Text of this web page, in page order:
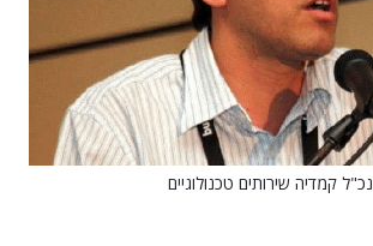
קמדיה שירותים טכנולוגיים